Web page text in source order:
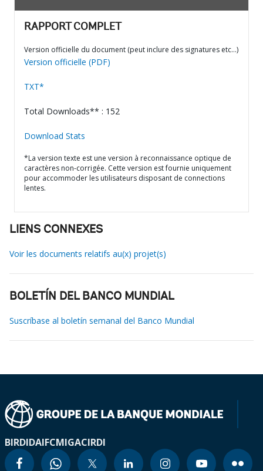
RAPPORT COMPLET
Version officielle du document (peut inclure des signatures etc…)
Version officielle (PDF)
TXT*
Total Downloads** : 152
Download Stats
*La version texte est une version à reconnaissance optique de
caractères non-corrigée. Cette version est fournie uniquement
pour accommoder les utilisateurs disposant de connections
lentes.
LIENS CONNEXES
Voir les documents relatifs au(x) projet(s)
BOLETÍN DEL BANCO MUNDIAL
Suscríbase al boletín semanal del Banco Mundial
BIRDIDAIFCMIGACIRDI